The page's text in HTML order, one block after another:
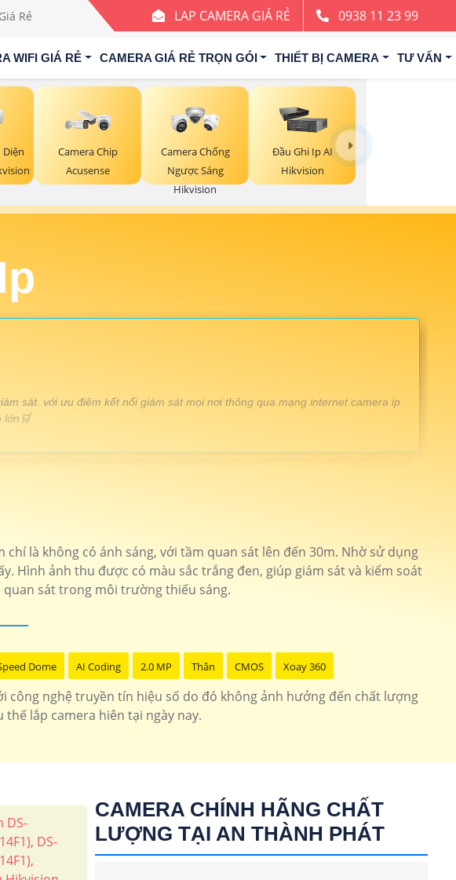
Rẻ LAP CAMERA GIÁ RẺ 0938 11 23 99
WIFI GIÁ RẺ CAMERA GIÁ RẺ TRỌN GÓI THIẾT BỊ CAMERA TƯ VẤN
Diện
Camera Chip
Acusense
Camera Chống
Ngược Sáng
Hikvision
Đầu Ghi Ip AI
Hikvision
sát. với ưu điêm kết nối giám sát mọi nơi thông qua mạng internet camera ip
lớn🛒
chưa KX-E2458IRSN
ip có màu ban đêm hình ảnh sắt nétDH-SD3E205DB-GNY
ảnh FULL HD 1080p sắt nét dễ sử dụngDH-IPC-HFW2230S
là không có ánh sáng, với tầm quan sát lên đến 30m. Nhờ sử dụng
Hình ảnh thu được có màu sắc trắng đen, giúp giám sát và kiểm soát
sát trong môi trường thiếu sáng.
Dome AI Coding 2.0 MP Thân CMOS Xoay 360
nghệ truyền tín hiệu số do đó không ảnh hưởng đến chất lượng
lắp camera hiên tại ngày nay.
CAMERA CHÍNH HÃNG CHẤT
LƯỢNG TẠI AN THÀNH PHÁT